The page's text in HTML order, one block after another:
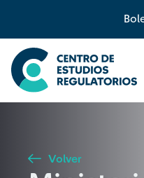
Búsqueda
Seleccione país
Volver